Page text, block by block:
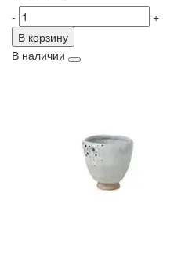
-
+
В корзину
В наличии